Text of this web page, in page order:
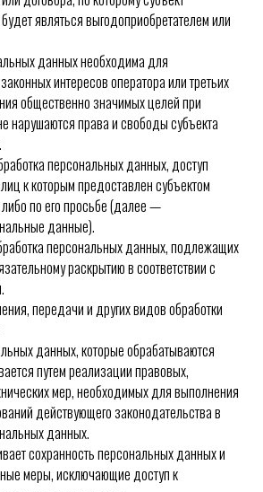
являться выгодоприобретателем или
данных необходима для
интересов оператора или третьих
общественно значимых целей при
нарушаются права и свободы субъекта
персональных данных, доступ
к которым предоставлен субъектом
по его просьбе (далее —
данные).
персональных данных, подлежащих
раскрытию в соответствии с
передачи и других видов обработки
данных, которые обрабатываются
путем реализации правовых,
мер, необходимых для выполнения
действующего законодательства в
данных.
сохранность персональных данных и
меры, исключающие доступ к